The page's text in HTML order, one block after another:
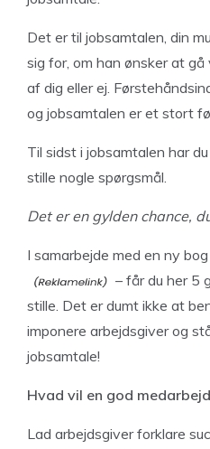
Det er til jobsamtalen, din
sig for, om han ønsker at
af dig eller ej.
og jobsamtalen er et stort
Til sidst i jobsamtalen har
stille nogle spørgsmål.
Det er en gylden chance,
I samarbejde med en ny
– får du her 5
stille. Det er dumt ikke at
imponere arbejdsgiver og
jobsamtale!
Hvad vil en god
Lad arbejdsgiver forklare